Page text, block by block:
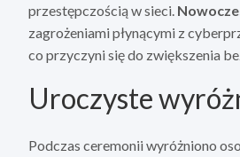
przestępczością w sieci.
zagrożeniami płynącymi z
co przyczyni się do zwiększenia
Uroczyste
Podczas ceremonii wyróżniono